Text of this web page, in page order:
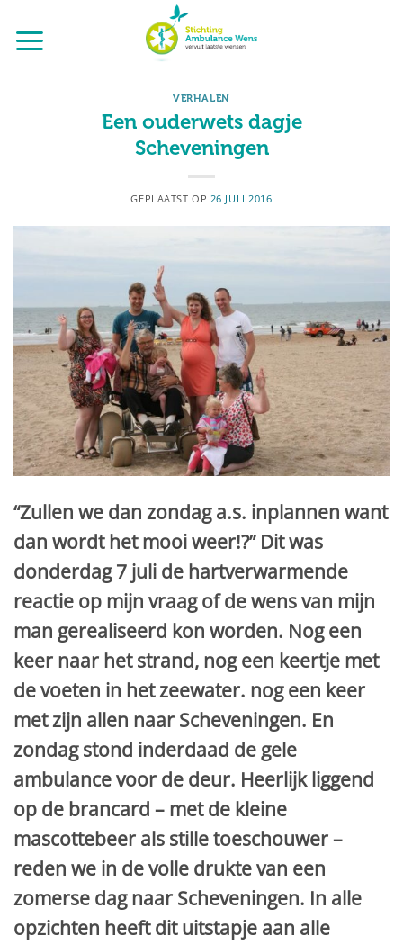
naar
inhoud
VERHALEN
Een ouderwets dagje
Scheveningen
GEPLAATST OP 26 JULI 2016
“Zullen we dan zondag a.s. inplannen want
dan wordt het mooi weer!?” Dit was
donderdag 7 juli de hartverwarmende
reactie op mijn vraag of de wens van mijn
man gerealiseerd kon worden. Nog een
keer naar het strand, nog een keertje met
de voeten in het zeewater. nog een keer
met zijn allen naar Scheveningen. En
zondag stond inderdaad de gele
ambulance voor de deur. Heerlijk liggend
op de brancard – met de kleine
mascottebeer als stille toeschouwer –
reden we in de volle drukte van een
zomerse dag naar Scheveningen. In alle
opzichten heeft dit uitstapje aan alle